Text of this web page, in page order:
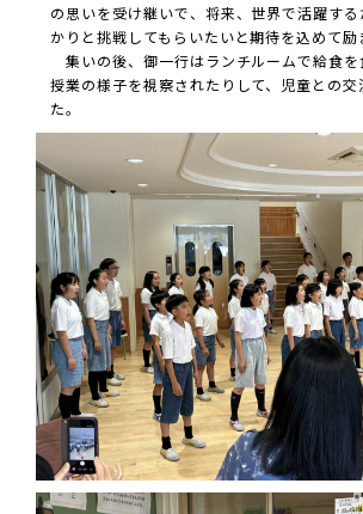
の思いを受け継いで、将来、世界で活躍す
かりと挑戦してもらいたいと期待を込めて励
集いの後、御一行はランチルームで給食を
授業の様子を視察されたりして、児童との
た。